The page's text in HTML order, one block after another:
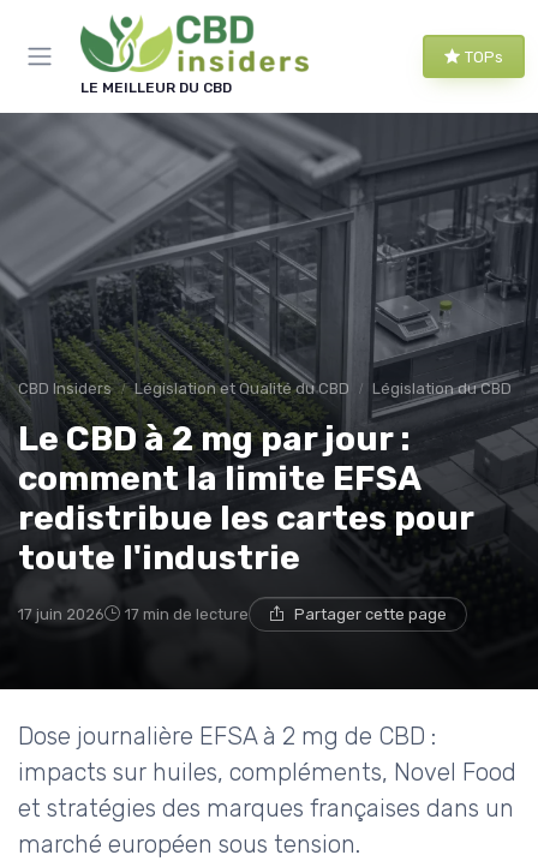
LE MEILLEUR DU CBD
TOPs
CBD Insiders Législation et Qualité du CBD Législation du CBD
Le CBD à 2 mg par jour :
comment la limite EFSA
redistribue les cartes pour
toute l'industrie
17 juin 2026 17 min de lecture Partager cette page
Dose journalière EFSA à 2 mg de CBD :
impacts sur huiles, compléments, Novel Food
et stratégies des marques françaises dans un
marché européen sous tension.
Panneau de gestion des cookies